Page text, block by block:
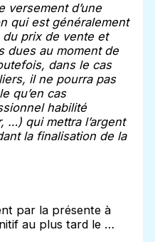
versement d’une
qui est généralement
prix de vente et
dues au moment de
dans le cas
il ne pourra pas
qu’en cas
habilité
…) qui mettra l’argent
la finalisation de la
par la présente à
au plus tard le …